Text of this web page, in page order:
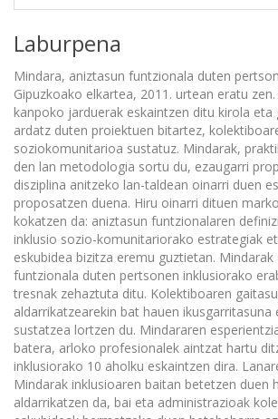
Laburpena
Mindara, aniztasun funtzionala duten
Gipuzkoako elkartea, 2011. urtean eratu
kanpoko jarduerak eskaintzen ditu kirola eta
ardatz duten proiektuen bitartez,
soziokomunitarioa sustatuz. Mindarak,
den lan metodologia sortu du, ezaugarri
disziplina anitzeko lan-taldean oinarri duen
proposatzen duena. Hiru oinarri dituen
kokatzen da: aniztasun funtzionalaren
inklusio sozio-komunitariorako estrategiak
eskubidea bizitza eremu guztietan. Mindarak
funtzionala duten pertsonen inklusiorako
tresnak zehaztuta ditu. Kolektiboaren
aldarrikatzearekin bat hauen ikusgarritasuna
sustatzea lortzen du. Mindararen
batera, arloko profesionalek aintzat hartu
inklusiorako 10 aholku eskaintzen dira.
Mindarak inklusioaren baitan betetzen duen
aldarrikatzen da, bai eta administrazioak